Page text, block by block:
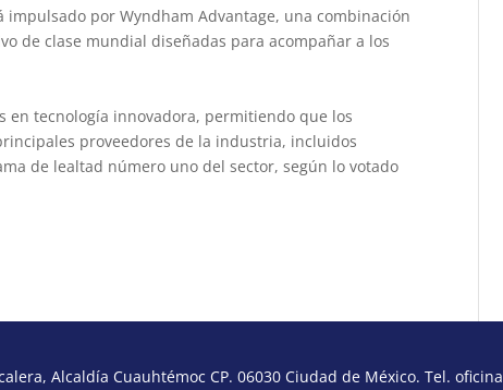
por Wyndham Advantage, una combinación
de clase mundial diseñadas para acompañar a los
en tecnología innovadora, permitiendo que los
proveedores de la industria, incluidos
de lealtad número uno del sector, según lo votado
Alcaldía Cuauhtémoc CP. 06030 Ciudad de México. Tel.